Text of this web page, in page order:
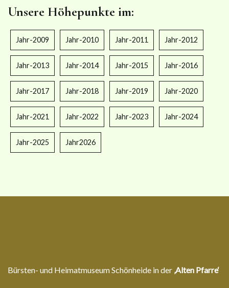
Unsere Höhepunkte im:
Jahr-2009 Jahr-2010 Jahr-2011 Jahr-2012
Jahr-2013 Jahr-2014 Jahr-2015 Jahr-2016
Jahr-2017 Jahr-2018 Jahr-2019 Jahr-2020
Jahr-2021 Jahr-2022 Jahr-2023 Jahr-2024
Jahr-2025 Jahr2026
Bürsten- und Heimatmuseum Schönheide in der ‚Alten Pfarre‘